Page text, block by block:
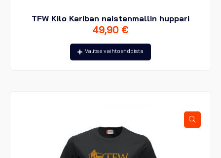
TFW Kilo Kariban naistenmallin huppari
49,90 €
Valitse vaihtoehdoista
Tällä
tuotteella
sivulla.